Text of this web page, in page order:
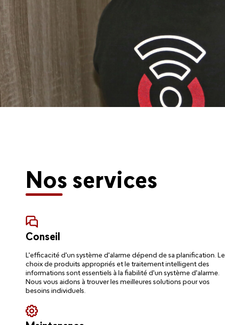
Nos services
Conseil
L'efficacité d'un système d'alarme dépend de sa planification. Le
choix de produits appropriés et le traitement intelligent des
informations sont essentiels à la fiabilité d'un système d'alarme.
Nous vous aidons à trouver les meilleures solutions pour vos
besoins individuels.